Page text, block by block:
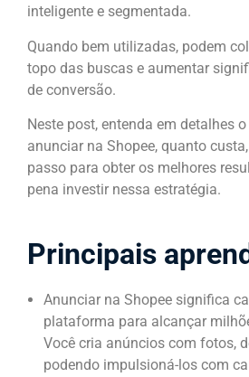
inteligente e segmentada.
Quando bem utilizadas, podem
topo das buscas e aumentar
de conversão.
Neste post, entenda em detalhes
anunciar na Shopee, quanto
passo para obter os melhores
pena investir nessa estratégia.
Principais
Anunciar na Shopee significa
plataforma para alcançar
Você cria anúncios com fotos,
podendo impulsioná-los com